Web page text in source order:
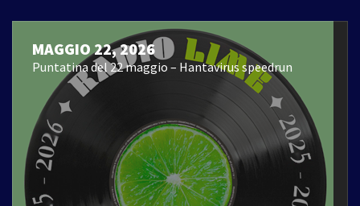
MAGGIO 22, 2026
Puntatina del 22 maggio – Hantavirus speedrun